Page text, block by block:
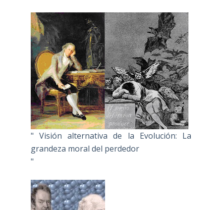
" Visión alternativa de la Evolución: La
grandeza moral del perdedor
"